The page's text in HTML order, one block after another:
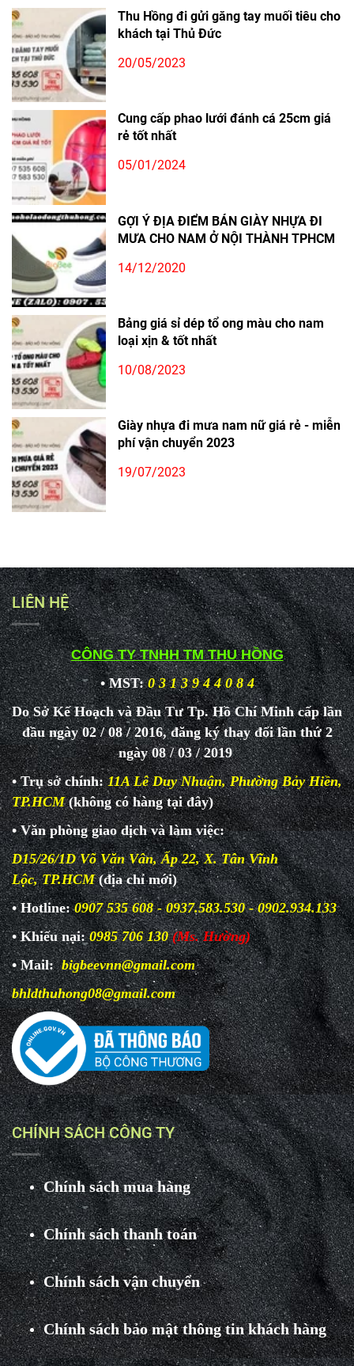
Thu Hồng đi gửi găng tay muối tiêu cho
khách tại Thủ Đức
20/05/2023
Cung cấp phao lưới đánh cá 25cm giá
rẻ tốt nhất
05/01/2024
GỢI Ý ĐỊA ĐIỂM BÁN GIÀY NHỰA ĐI
MƯA CHO NAM Ở NỘI THÀNH TPHCM
14/12/2020
Bảng giá sỉ dép tổ ong màu cho nam
loại xịn & tốt nhất
10/08/2023
Giày nhựa đi mưa nam nữ giá rẻ - miễn
phí vận chuyển 2023
19/07/2023
LIÊN HỆ
CÔNG TY TNHH TM THU HỒNG
• MST: 0 3 1 3 9 4 4 0 8 4
Do Sở Kế Hoạch và Đầu Tư Tp. Hồ Chí Minh cấp lần
đầu ngày 02 / 08 / 2016, đăng ký thay đổi lần thứ 2
ngày 08 / 03 / 2019
• Trụ sở chính:11A Lê Duy Nhuận, Phường Bảy Hiền,
TP.HCM (không có hàng tại đây)
• Văn phòng giao dịch và làmviệc:
D15/26/1D Võ Văn Vân, Ấp 22, X. Tân Vĩnh
Lộc, TP.HCM(địa chỉ mới)
• Hotline:0907 535 608 - 0937.583.530 - 0902.934.133
• Khiếu nại: 0985 706 130 (Ms. Hường)
• Mail:bigbeevnn@gmail.com
bhldthuhong08@gmail.com
CHÍNH SÁCH CÔNG TY
Chính sách mua hàng
Chính sách thanh toán
Chính sách vận chuyển
Chính sách bảo mật thông tin khách hàng